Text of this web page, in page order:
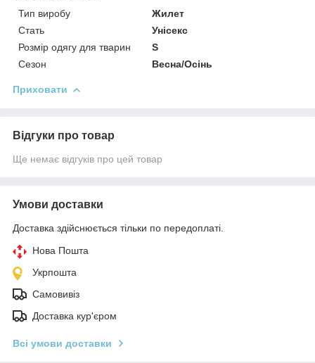
Тип виробу
Жилет
Стать
Унісекс
Розмір одягу для тварин
S
Сезон
Весна/Осінь
Приховати
Відгуки про товар
Ще немає відгуків про цей товар
Умови доставки
Доставка здійснюється тільки по передоплаті.
Нова Пошта
Укрпошта
Самовивіз
Доставка кур'єром
Всі умови доставки